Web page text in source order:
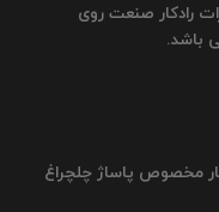
رادکار صنعت روی
باشد.
مخصوص پاساژ چلچراغ